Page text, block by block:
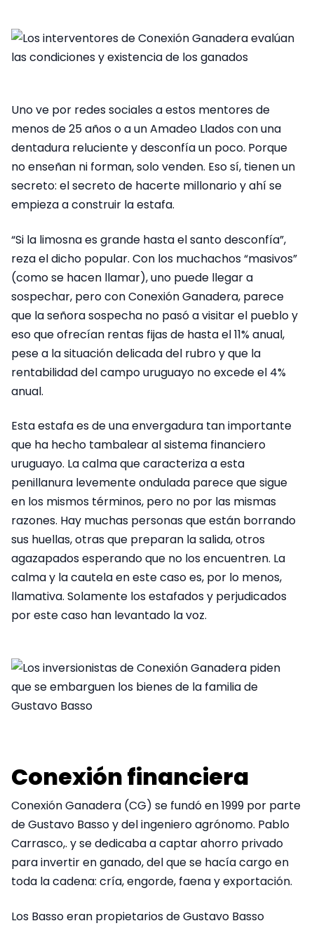
Uno ve por redes sociales a estos mentores de
menos de 25 años o a un Amadeo Llados con una
dentadura reluciente y desconfía un poco. Porque
no enseñan ni forman, solo venden. Eso sí, tienen un
secreto: el secreto de hacerte millonario y ahí se
empieza a construir la estafa.
“Si la limosna es grande hasta el santo desconfía”,
reza el dicho popular. Con los muchachos “masivos”
(como se hacen llamar), uno puede llegar a
sospechar, pero con Conexión Ganadera, parece
que la señora sospecha no pasó a visitar el pueblo y
eso que ofrecían rentas fijas de hasta el 11% anual,
pese a la situación delicada del rubro y que la
rentabilidad del campo uruguayo no excede el 4%
anual.
Esta estafa es de una envergadura tan importante
que ha hecho tambalear al sistema financiero
uruguayo. La calma que caracteriza a esta
penillanura levemente ondulada parece que sigue
en los mismos términos, pero no por las mismas
razones. Hay muchas personas que están borrando
sus huellas, otras que preparan la salida, otros
agazapados esperando que no los encuentren. La
calma y la cautela en este caso es, por lo menos,
llamativa. Solamente los estafados y perjudicados
por este caso han levantado la voz.
Conexión financiera
Conexión Ganadera (CG) se fundó en 1999 por parte
de Gustavo Basso y del ingeniero agrónomo. Pablo
Carrasco,. y se dedicaba a captar ahorro privado
para invertir en ganado, del que se hacía cargo en
toda la cadena: cría, engorde, faena y exportación.
Los Basso eran propietarios de Gustavo Basso